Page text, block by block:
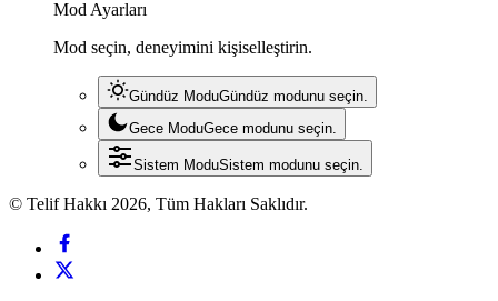
Mod Ayarları
Mod seçin, deneyimini kişiselleştirin.
Gündüz ModuGündüz modunu seçin.
Gece ModuGece modunu seçin.
Sistem ModuSistem modunu seçin.
© Telif Hakkı 2026, Tüm Hakları Saklıdır.